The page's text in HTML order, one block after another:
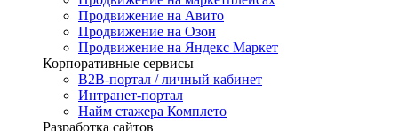
Продвижение на Авито
Продвижение на Озон
Продвижение на Яндекс Маркет
Корпоративные сервисы
B2B-портал / личный кабинет
Интранет-портал
Найм стажера Комплето
Разработка сайтов